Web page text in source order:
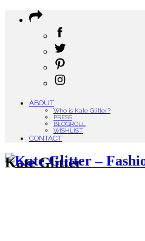
ABOUT
Who is Kate Glitter?
PRESS
BLOGROLL
WISHLIST
CONTACT
Kate Glitter